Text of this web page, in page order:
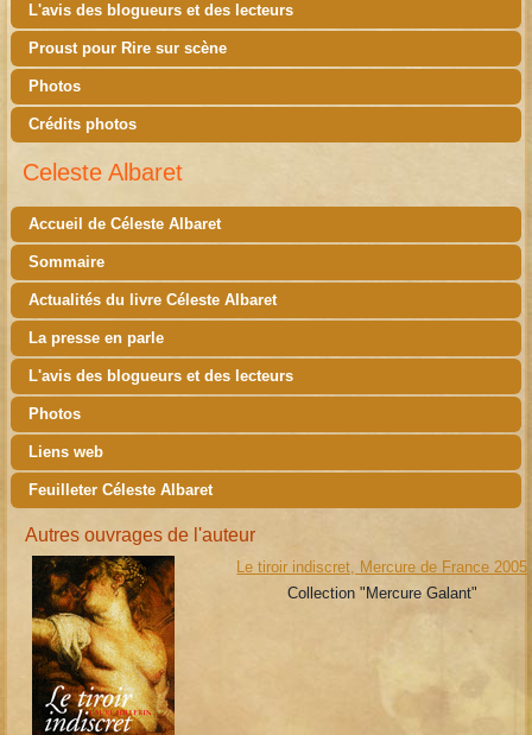
L'avis des blogueurs et des lecteurs
Proust pour Rire sur scène
Photos
Crédits photos
Celeste Albaret
Accueil de Céleste Albaret
Sommaire
Actualités du livre Céleste Albaret
La presse en parle
L'avis des blogueurs et des lecteurs
Photos
Liens web
Feuilleter Céleste Albaret
Autres ouvrages de l'auteur
Le tiroir indiscret, Mercure de France 2005
Collection "Mercure Galant"